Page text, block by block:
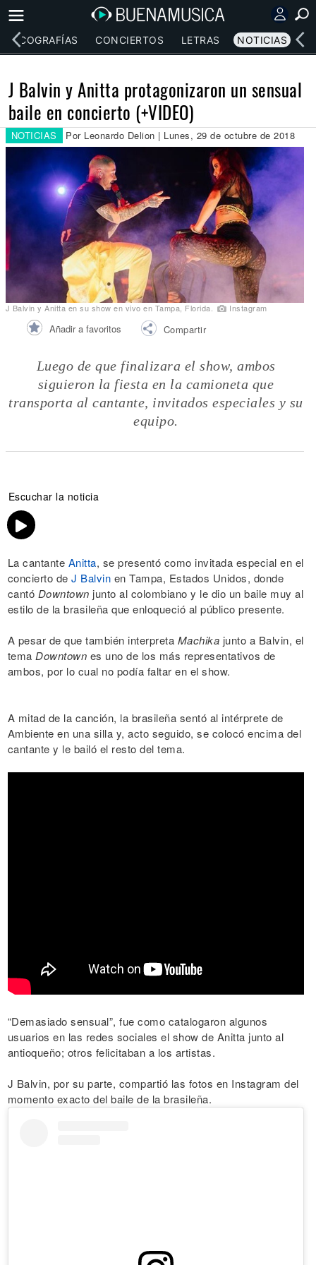
DISCOGRAFÍAS CONCIERTOS LETRAS NOTICIAS
J Balvin y Anitta protagonizaron un sensual
baile en concierto (+VIDEO)
NOTICIAS Por Leonardo Delion | Lunes, 29 de octubre de 2018
J Balvin y Anitta en su show en vivo en Tampa, Florida. Instagram
Añadir a favoritos Compartir
Luego de que finalizara el show, ambos
siguieron la fiesta en la camioneta que
transporta al cantante, invitados especiales y su
equipo.
Escuchar la noticia
La cantante Anitta, se presentó como invitada especial en el
concierto de J Balvin en Tampa, Estados Unidos, donde
cantó Downtown junto al colombiano y le dio un baile muy al
estilo de la brasileña que enloqueció al público presente.
A pesar de que también interpreta Machika junto a Balvin, el
tema Downtown es uno de los más representativos de
ambos, por lo cual no podía faltar en el show.
A mitad de la canción, la brasileña sentó al intérprete de
Ambiente en una silla y, acto seguido, se colocó encima del
cantante y le bailó el resto del tema.
“Demasiado sensual”, fue como catalogaron algunos
usuarios en las redes sociales el show de Anitta junto al
antioqueño; otros felicitaban a los artistas.
J Balvin, por su parte, compartió las fotos en Instagram del
momento exacto del baile de la brasileña.